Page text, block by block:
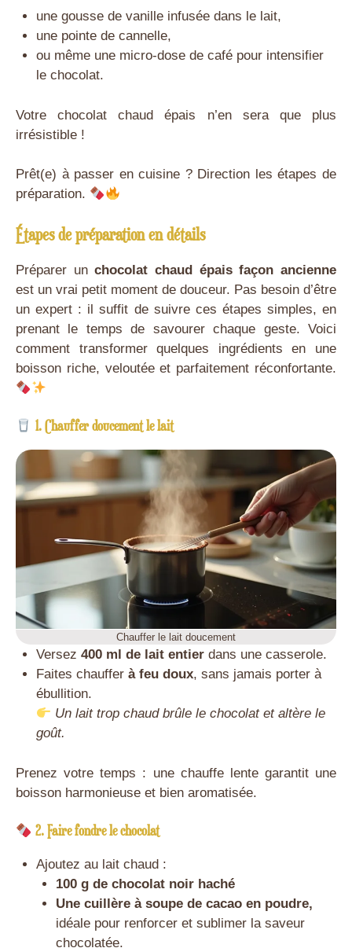
une gousse de vanille infusée dans le lait,
une pointe de cannelle,
ou même une micro-dose de café pour intensifier
le chocolat.
Votre chocolat chaud épais n’en sera que plus
irrésistible !
Prêt(e) à passer en cuisine ? Direction les étapes de
préparation.
Étapes de préparation en détails
Préparer unchocolat chaud épais façon ancienne
est un vrai petit moment de douceur. Pas besoin d’être
un expert : il suffit de suivre ces étapes simples, en
prenant le temps de savourer chaque geste. Voici
comment transformer quelques ingrédients en une
boisson riche, veloutée et parfaitement réconfortante.
1. Chauffer doucement le lait
Chauffer le lait doucement
Versez 400 ml de lait entierdans une casserole.
Faites chauffer à feu doux, sans jamais porter à
ébullition.
Un lait trop chaud brûle le chocolat et altère le
goût.
Prenez votre temps : une chauffe lente garantit une
boisson harmonieuse et bien aromatisée.
2. Faire fondre le chocolat
Ajoutez au lait chaud :
100 g de chocolat noir haché
Une cuillère à soupe de cacao en poudre,
idéale pour renforcer et sublimer la saveur
chocolatée.